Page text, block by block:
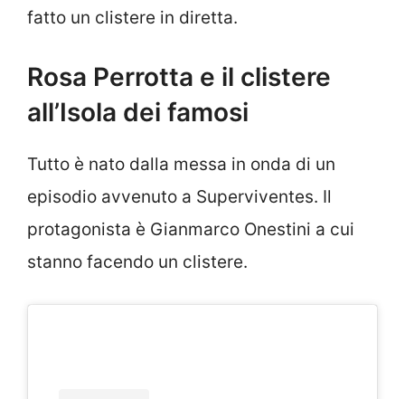
fatto un clistere in diretta.
Rosa Perrotta e il clistere
all’Isola dei famosi
Tutto è nato dalla messa in onda di un
episodio avvenuto a Superviventes. Il
protagonista è Gianmarco Onestini a cui
stanno facendo un clistere.